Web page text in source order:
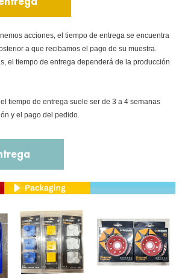
acciones, el tiempo de entrega se encuentra
a que recibamos el pago de su muestra.
el tiempo de entrega dependerá de la producción
tiempo de entrega suele ser de 3 a 4 semanas
y el pago del pedido.